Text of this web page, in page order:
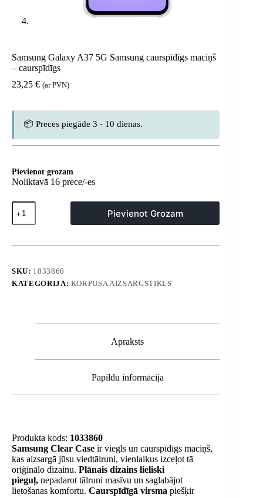
Samsung Galaxy A37 5G Samsung caurspīdīgs maciņš
– caurspīdīgs
23,25 € (ar PVN)
📦 Preces piegāde 3 - 10 dienas.
Pievienot grozam
Noliktavā 16 prece/-es
Samsung
Galaxy
A37
Samsung
-
caurspīdīgs
Pievienot Grozam
SKU: 1033860
KATEGORIJA: KORPUSA AIZSARGSTIKLS
Apraksts
Papildu informācija
Produkta kods: 1033860
Samsung Clear Case ir viegls un caurspīdīgs maciņš,
kas aizsargā jūsu viedtālruni, vienlaikus izceļot tā
oriģinālo dizainu. Plānais dizains lieliski
pieguļ, nepadarot tālruni masīvu un saglabājot
lietošanas komfortu. Caurspīdīgā virsma piešķir